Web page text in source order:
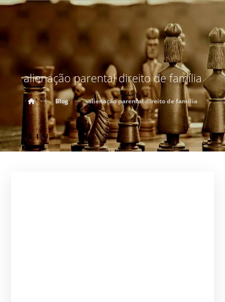
alienação parental direito de família
Blog alienação parental direito de família